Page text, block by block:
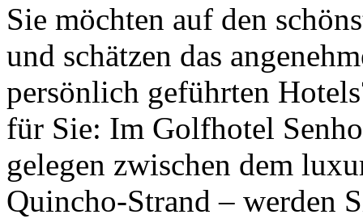
Sie möchten auf den
und schätzen das
persönlich geführten
für Sie: Im Golfhotel
gelegen zwischen dem
Quincho-Strand – werden